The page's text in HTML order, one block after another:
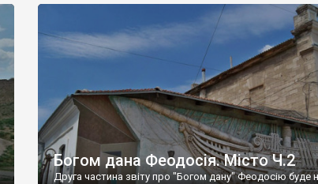
Богом дана Феодосія. Місто Ч.2
Друга частина звіту про "Богом дану" Феодосію буде